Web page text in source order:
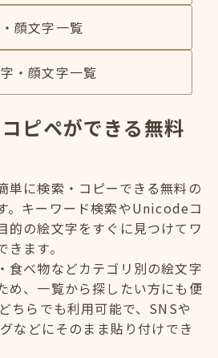
顔文字一覧
・顔文字一覧
ピペができる無料
単に検索・コピーできる無料の
。キーワード検索やUnicodeコ
的の絵文字をすぐに見つけてワ
ます。
食べ物などカテゴリ別の絵文字
め、一覧から探したい方にも便
ちらでも利用可能で、SNSや
などにそのまま貼り付けでき